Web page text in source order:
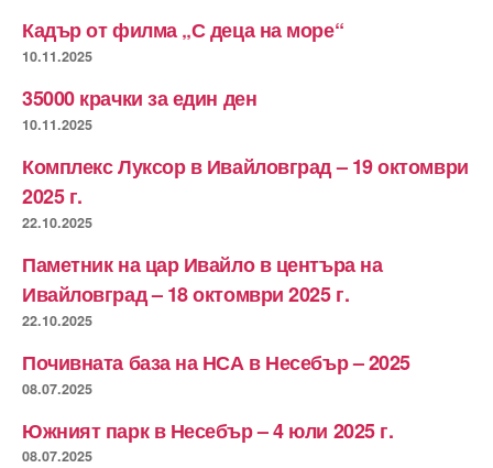
Кадър от филма „С деца на море“
10.11.2025
35000 крачки за един ден
10.11.2025
Комплекс Луксор в Ивайловград – 19 октомври
2025 г.
22.10.2025
Паметник на цар Ивайло в центъра на
Ивайловград – 18 октомври 2025 г.
22.10.2025
Почивната база на НСА в Несебър – 2025
08.07.2025
Южният парк в Несебър – 4 юли 2025 г.
08.07.2025